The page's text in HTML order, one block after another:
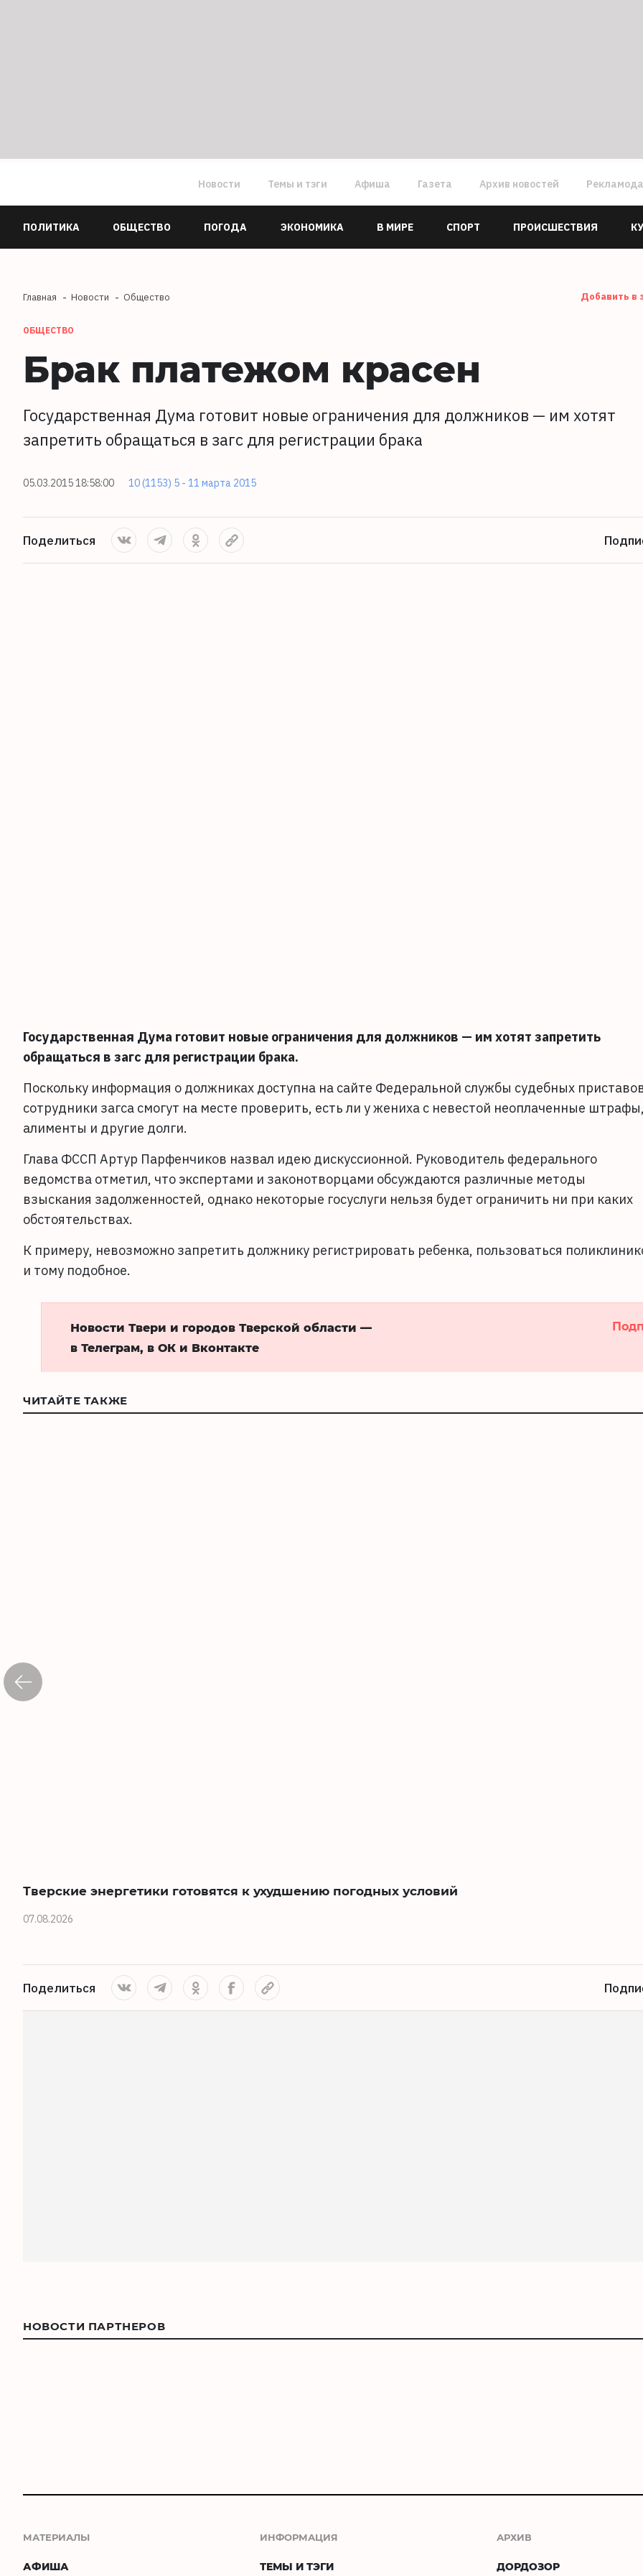
Новости Темы и тэги Афиша Газета Архив новостей
ПОЛИТИКА ОБЩЕСТВО ПОГОДА ЭКОНОМИКА В МИРЕ СПОРТ ПРОИСШЕСТВИЯ
Главная Новости Общество Добавить в
ОБЩЕСТВО
Брак платежом красен
Государственная Дума готовит новые ограничения для должников — им хотят
запретить обращаться в загс для регистрации брака
05.03.2015 18:58:00 10 (1153) 5 - 11 марта 2015
Поделиться
Государственная Дума готовит новые ограничения для должников — им хотят запретить
обращаться в загс для регистрации брака.
Поскольку информация о должниках доступна на сайте Федеральной службы судебных
сотрудники загса смогут на месте проверить, есть ли у жениха с невестой неоплаченные штрафы,
алименты и другие долги.
Глава ФССП Артур Парфенчиков назвал идею дискуссионной. Руководитель федерального
ведомства отметил, что экспертами и законотворцами обсуждаются различные методы
взыскания задолженностей, однако некоторые госуслуги нельзя будет ограничить ни при каких
обстоятельствах.
К примеру, невозможно запретить должнику регистрировать ребенка, пользоваться
и тому подобное.
Новости Твери и городов Тверской области —
в Телеграм, в ОК и Вконтакте
ЧИТАЙТЕ ТАКЖЕ
Тверские энергетики готовятся к ухудшению погодных условий
07.08.2026
Поделиться
НОВОСТИ ПАРТНЕРОВ
МАТЕРИАЛЫ
АФИША
ИНФОРМАЦИЯ
ТЕМЫ И ТЭГИ
АРХИВ
ДОРДОЗОР